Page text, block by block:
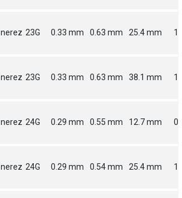
nerez 23G 0.33 mm 0.63 mm 25.4 mm 1
nerez 23G 0.33 mm 0.63 mm 38.1 mm
nerez 24G 0.29 mm 0.55 mm 12.7 mm
nerez 24G 0.29 mm 0.54 mm 25.4 mm 1